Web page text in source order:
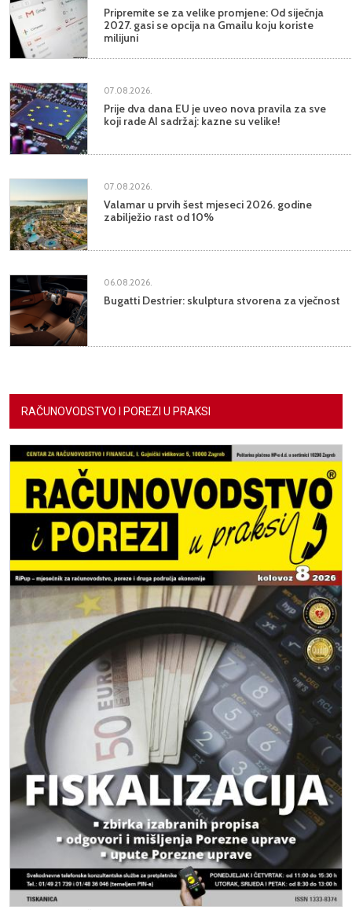
Pripremite se za velike promjene: Od siječnja
2027. gasi se opcija na Gmailu koju koriste
milijuni
07.08.2026.
Prije dva dana EU je uveo nova pravila za sve
koji rade AI sadržaj: kazne su velike!
07.08.2026.
Valamar u prvih šest mjeseci 2026. godine
zabilježio rast od 10%
06.08.2026.
Bugatti Destrier: skulptura stvorena za vječnost
RAČUNOVODSTVO I POREZI U PRAKSI